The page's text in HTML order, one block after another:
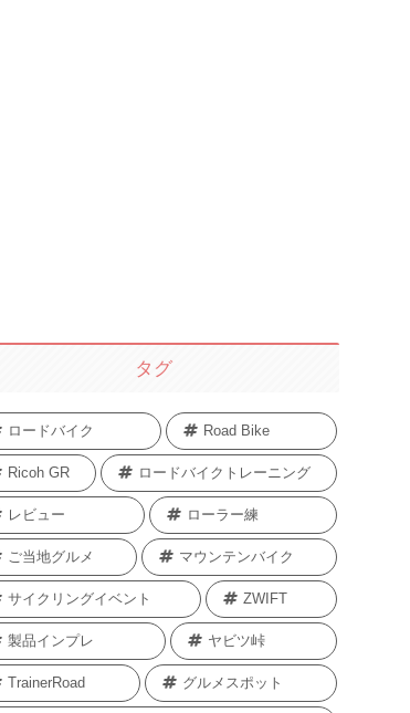
タグ
ロードバイク Road Bike
Ricoh GR ロードバイクトレーニング
レビュー ローラー練
ご当地グルメ マウンテンバイク
サイクリングイベント ZWIFT
製品インプレ ヤビツ峠
TrainerRoad グルメスポット